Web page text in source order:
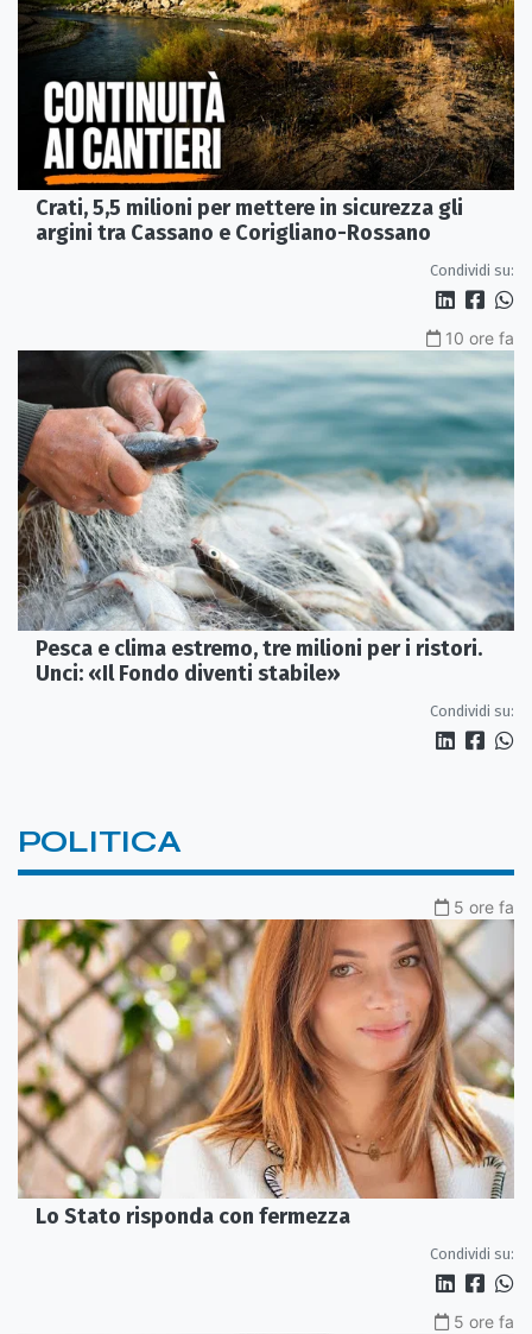
Crati, 5,5 milioni per mettere in sicurezza gli
argini tra Cassano e Corigliano-Rossano
Condividi su:
10 ore fa
Pesca e clima estremo, tre milioni per i ristori.
Unci: «Il Fondo diventi stabile»
Condividi su:
POLITICA
5 ore fa
Lo Stato risponda con fermezza
Condividi su:
5 ore fa